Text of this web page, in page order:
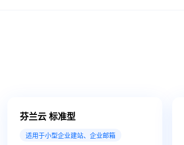
芬兰云 标准型
适用于小型企业建站、企业邮箱